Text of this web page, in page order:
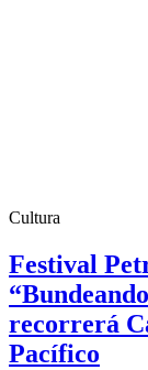
Cultura
Festival
recorrerá
Pacífico